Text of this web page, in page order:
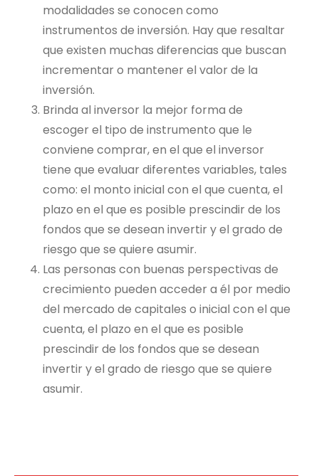
modalidades se conocen como
instrumentos de inversión. Hay que resaltar
que existen muchas diferencias que buscan
incrementar o mantener el valor de la
inversión.
Brinda al inversor la mejor forma de
escoger el tipo de instrumento que le
conviene comprar, en el que el inversor
tiene que evaluar diferentes variables, tales
como: el monto inicial con el que cuenta, el
plazo en el que es posible prescindir de los
fondos que se desean invertir y el grado de
riesgo que se quiere asumir.
Las personas con buenas perspectivas de
crecimiento pueden acceder a él por medio
del mercado de capitales o inicial con el que
cuenta, el plazo en el que es posible
prescindir de los fondos que se desean
invertir y el grado de riesgo que se quiere
asumir.